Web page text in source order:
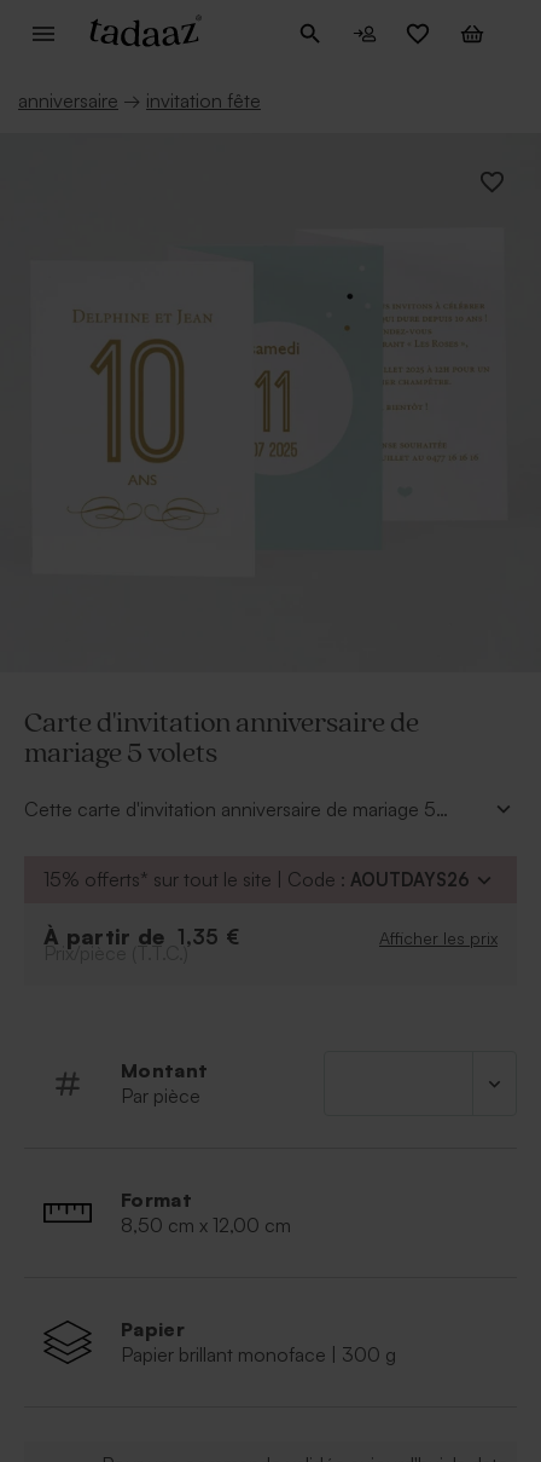
anniversaire → invitation fête
Carte d'invitation anniversaire de
mariage 5 volets
Cette carte d'invitation anniversaire de mariage 5
photos, rédigez votre texte et choisissez des couleurs
15% offerts* sur tout le site | Code : AOUTDAYS26
À partir de 1,35 € Afficher les prix
Prix/pièce (T.T.C.)
Montant
Par pièce
Format
8,50 cm x 12,00 cm
Papier
Papier brillant monoface | 300 g